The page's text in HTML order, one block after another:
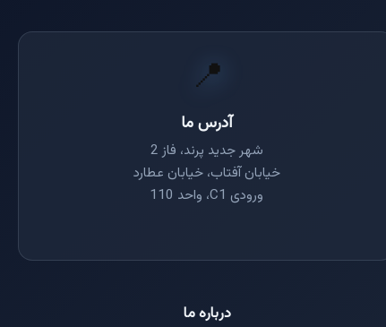
📍
آدرس ما
شهر جدید پرند، فاز 2
خیابان آفتاب، خیابان عطارد
ورودی C1، واحد 110
درباره ما